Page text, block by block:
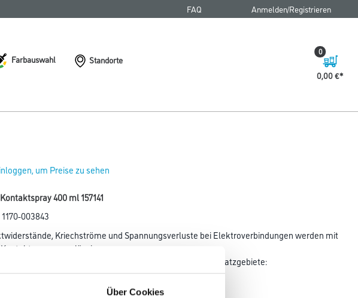
Über Cookies
FAQ Anmelden/Registrieren
Farbauswahl
Standorte
0,00 €
0
um Preise zu sehen
400 ml 157141
1170-003843
Kriechströme und Spannungsverluste bei Elektroverbindungen werden mit
zuverlässig
Der reibungslose Stromdurchfluss ist gewährleistet. Einsatzgebiete:
Radios, Fernseher,
Bekabelung, Anschlüsse.